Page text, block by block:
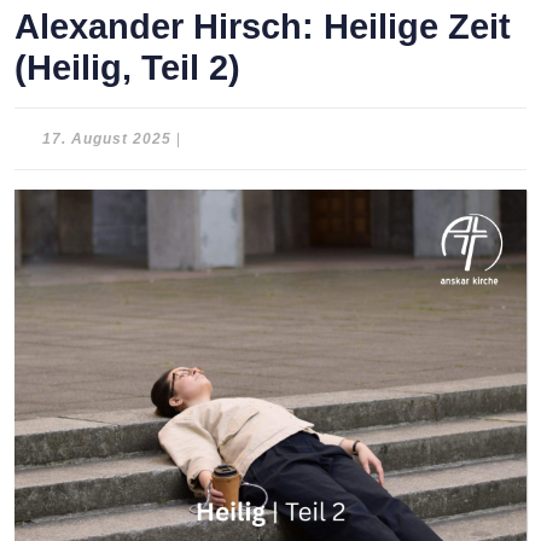
Alexander Hirsch: Heilige Zeit
(Heilig, Teil 2)
17. August 2025 17.